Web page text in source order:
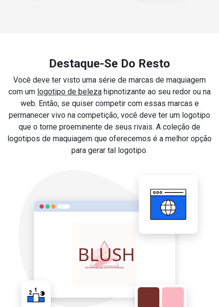
Destaque-Se Do Resto
Você deve ter visto uma série de marcas de maquiagem
com um logotipo de beleza hipnotizante ao seu redor ou na
web. Então, se quiser competir com essas marcas e
permanecer vivo na competição, você deve ter um logotipo
que o torne proeminente de seus rivais. A coleção de
logotipos de maquiagem que oferecemos é a melhor opção
para gerar tal logotipo.